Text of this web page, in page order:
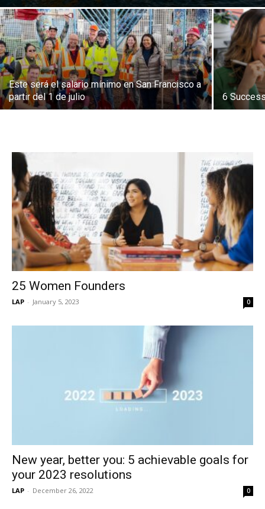
Este será el salario mínimo en San Francisco a
partir del 1 de julio
6
25 Women Founders
LAP - January 5, 2023 0
New year, better you: 5 achievable goals for
your 2023 resolutions
LAP - December 26, 2022 0